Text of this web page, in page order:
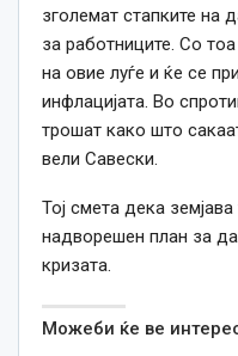
зголемат стапките на
за работниците. Со
на овие луѓе и ќе се
инфлацијата. Во
трошат како што
вели Савески.
Тој смета дека
надворешен план за
кризата.
Можеби ќе ве